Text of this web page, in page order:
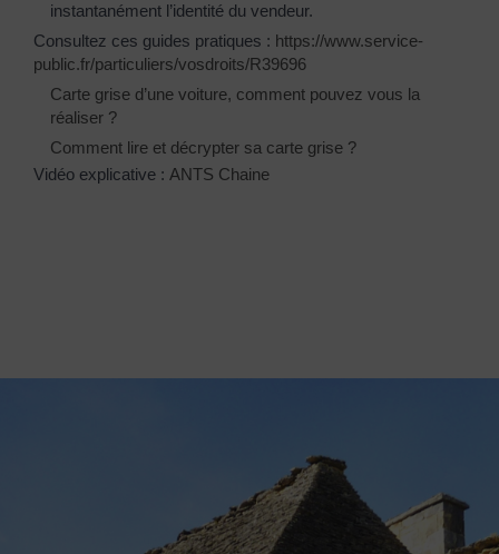
instantanément l’identité du vendeur.
Consultez ces guides pratiques : https://www.service-
public.fr/particuliers/vosdroits/R39696
Carte grise d’une voiture, comment pouvez vous la
réaliser ?
Comment lire et décrypter sa carte grise ?
Vidéo explicative : ANTS Chaine